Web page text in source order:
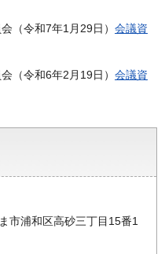
（令和7年1月29日） 会議資
（令和6年2月19日） 会議資
市浦和区高砂三丁目15番1